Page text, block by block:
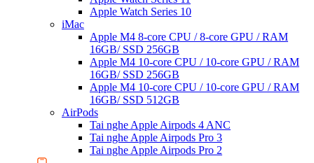
Apple Watch Series 10
iMac
Apple M4 8-core CPU / 8-core GPU / RAM
16GB/ SSD 256GB
Apple M4 10-core CPU / 10-core GPU / RAM
16GB/ SSD 256GB
Apple M4 10-core CPU / 10-core GPU / RAM
16GB/ SSD 512GB
AirPods
Tai nghe Apple Airpods 4 ANC
Tai nghe Apple Airpods Pro 3
Tai nghe Apple Airpods Pro 2